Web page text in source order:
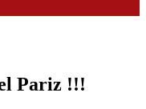
Pariz !!!